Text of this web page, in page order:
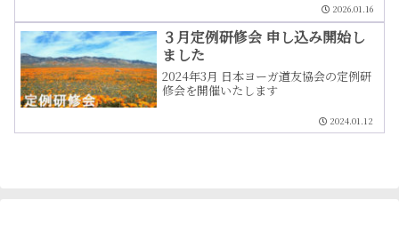
2026.01.16
３月定例研修会 申し込み開始し
ました
2024年3月 日本ヨーガ道友協会の定例研
修会を開催いたします
2024.01.12